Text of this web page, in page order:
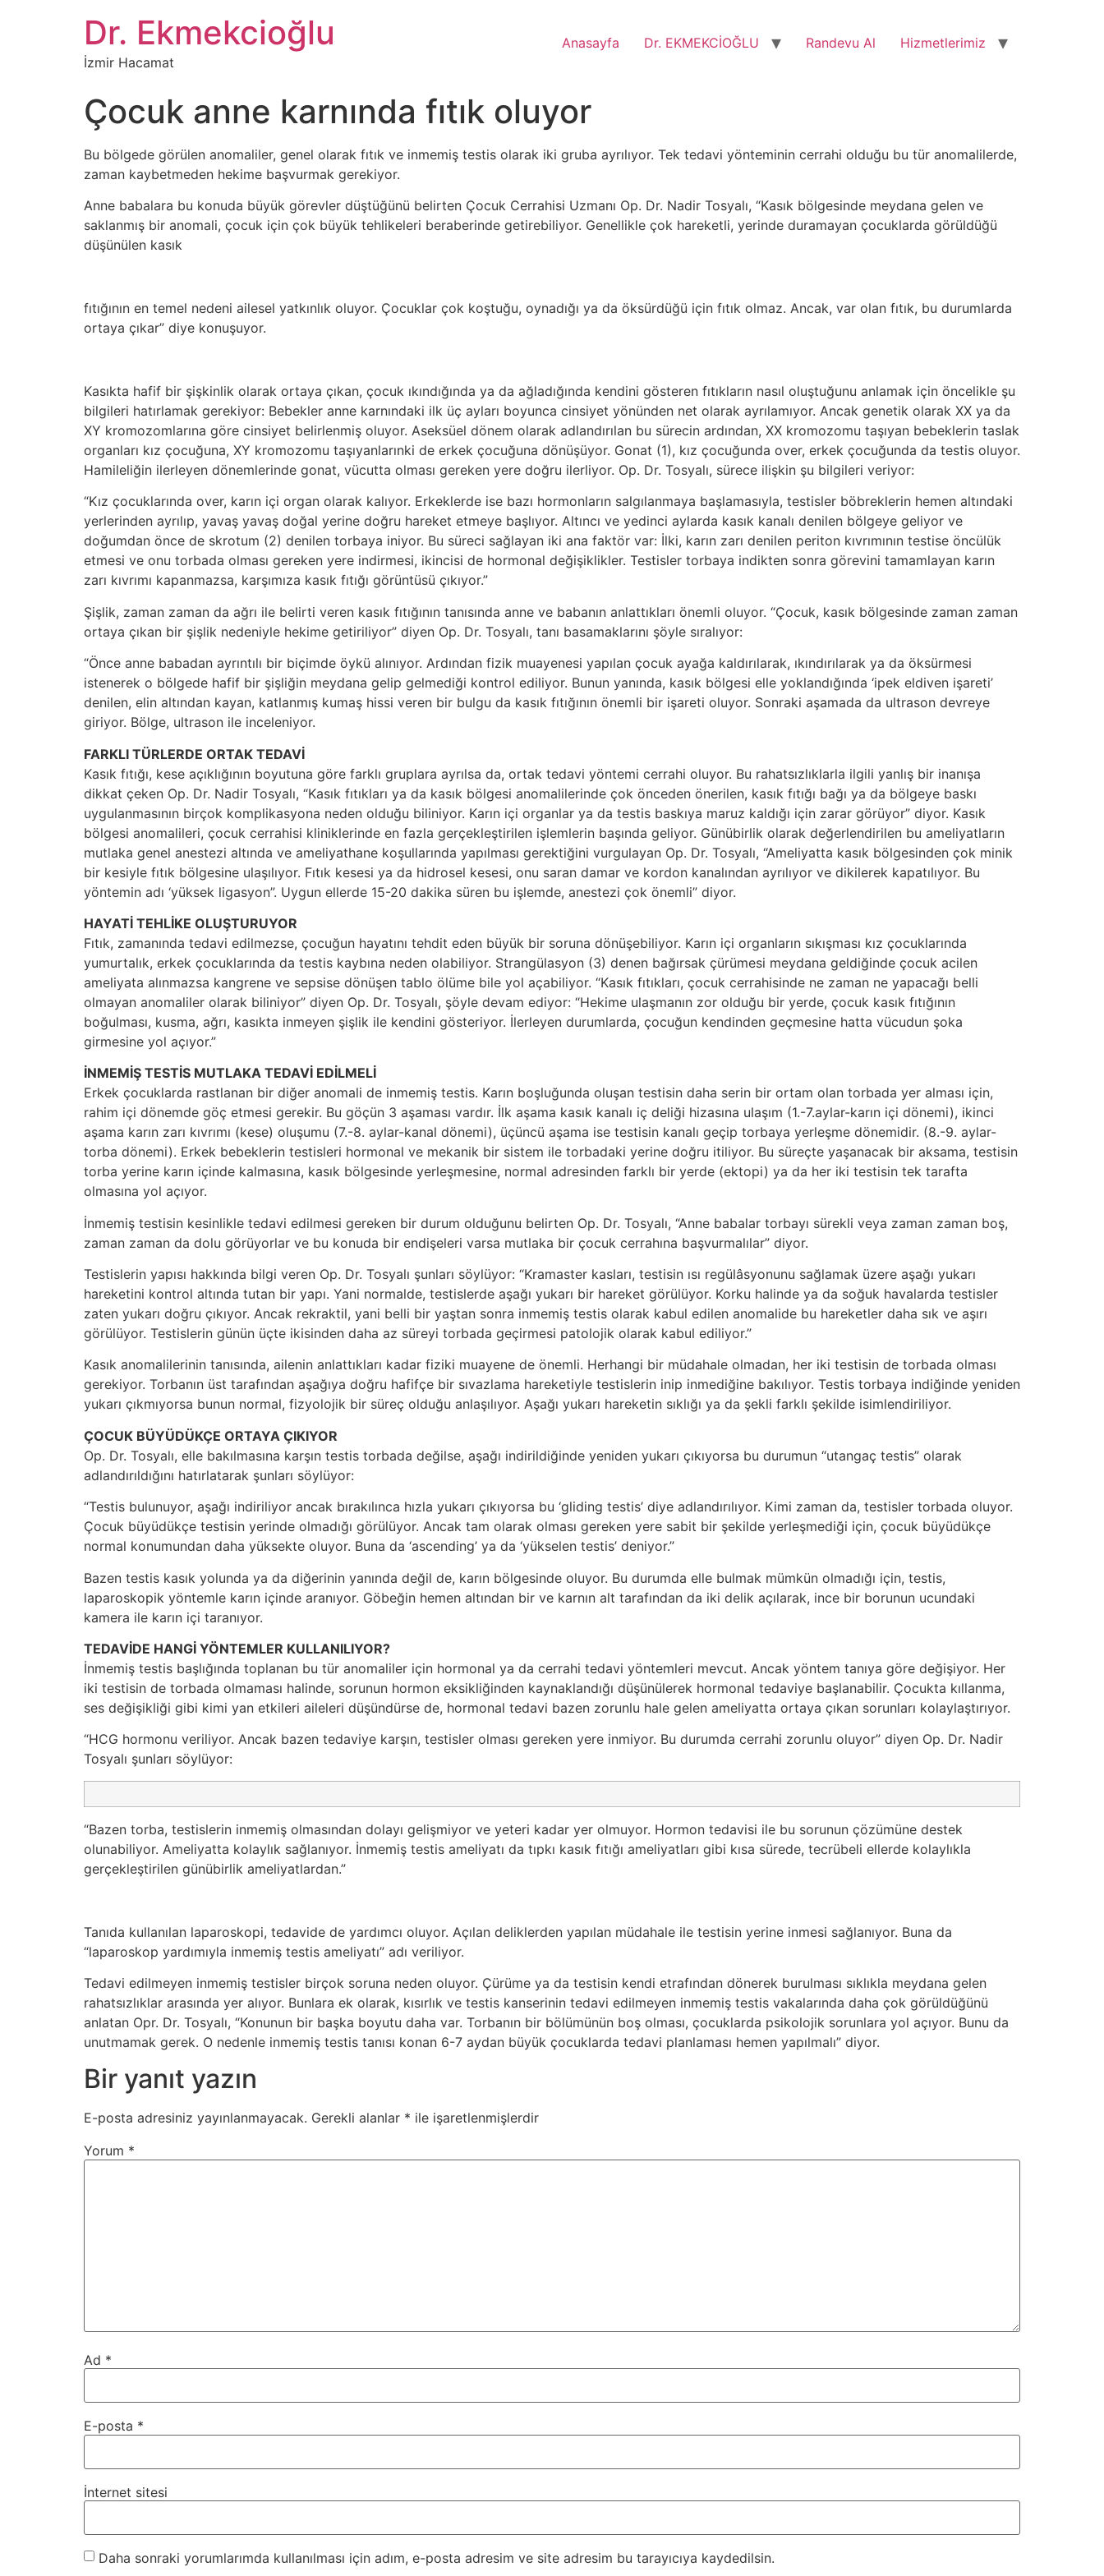
Dr. Ekmekcioğlu
İzmir Hacamat
Anasayfa Dr. EKMEKCİOĞLU Randevu Al Hizmetlerimiz
Çocuk anne karnında fıtık oluyor
Bu bölgede görülen anomaliler, genel olarak fıtık ve inmemiş testis olarak iki gruba ayrılıyor. Tek tedavi yönteminin cerrahi olduğu bu tür anomalilerde,
zaman kaybetmeden hekime başvurmak gerekiyor.
Anne babalara bu konuda büyük görevler düştüğünü belirten Çocuk Cerrahisi Uzmanı Op. Dr. Nadir Tosyalı, “Kasık bölgesinde meydana gelen ve
saklanmış bir anomali, çocuk için çok büyük tehlikeleri beraberinde getirebiliyor. Genellikle çok hareketli, yerinde duramayan çocuklarda görüldüğü
düşünülen kasık
fıtığının en temel nedeni ailesel yatkınlık oluyor. Çocuklar çok koştuğu, oynadığı ya da öksürdüğü için fıtık olmaz. Ancak, var olan fıtık, bu durumlarda
ortaya çıkar” diye konuşuyor.
Kasıkta hafif bir şişkinlik olarak ortaya çıkan, çocuk ıkındığında ya da ağladığında kendini gösteren fıtıkların nasıl oluştuğunu anlamak için öncelikle şu
bilgileri hatırlamak gerekiyor: Bebekler anne karnındaki ilk üç ayları boyunca cinsiyet yönünden net olarak ayrılamıyor. Ancak genetik olarak XX ya da
XY kromozomlarına göre cinsiyet belirlenmiş oluyor. Aseksüel dönem olarak adlandırılan bu sürecin ardından, XX kromozomu taşıyan bebeklerin taslak
organları kız çocuğuna, XY kromozomu taşıyanlarınki de erkek çocuğuna dönüşüyor. Gonat (1), kız çocuğunda over, erkek çocuğunda da testis oluyor.
Hamileliğin ilerleyen dönemlerinde gonat, vücutta olması gereken yere doğru ilerliyor. Op. Dr. Tosyalı, sürece ilişkin şu bilgileri veriyor:
“Kız çocuklarında over, karın içi organ olarak kalıyor. Erkeklerde ise bazı hormonların salgılanmaya başlamasıyla, testisler böbreklerin hemen altındaki
yerlerinden ayrılıp, yavaş yavaş doğal yerine doğru hareket etmeye başlıyor. Altıncı ve yedinci aylarda kasık kanalı denilen bölgeye geliyor ve
doğumdan önce de skrotum (2) denilen torbaya iniyor. Bu süreci sağlayan iki ana faktör var: İlki, karın zarı denilen periton kıvrımının testise öncülük
etmesi ve onu torbada olması gereken yere indirmesi, ikincisi de hormonal değişiklikler. Testisler torbaya indikten sonra görevini tamamlayan karın
zarı kıvrımı kapanmazsa, karşımıza kasık fıtığı görüntüsü çıkıyor.”
Şişlik, zaman zaman da ağrı ile belirti veren kasık fıtığının tanısında anne ve babanın anlattıkları önemli oluyor. “Çocuk, kasık bölgesinde zaman zaman
ortaya çıkan bir şişlik nedeniyle hekime getiriliyor” diyen Op. Dr. Tosyalı, tanı basamaklarını şöyle sıralıyor:
“Önce anne babadan ayrıntılı bir biçimde öykü alınıyor. Ardından fizik muayenesi yapılan çocuk ayağa kaldırılarak, ıkındırılarak ya da öksürmesi
istenerek o bölgede hafif bir şişliğin meydana gelip gelmediği kontrol ediliyor. Bunun yanında, kasık bölgesi elle yoklandığında ‘ipek eldiven işareti’
denilen, elin altından kayan, katlanmış kumaş hissi veren bir bulgu da kasık fıtığının önemli bir işareti oluyor. Sonraki aşamada da ultrason devreye
giriyor. Bölge, ultrason ile inceleniyor.
FARKLI TÜRLERDE ORTAK TEDAVİ
Kasık fıtığı, kese açıklığının boyutuna göre farklı gruplara ayrılsa da, ortak tedavi yöntemi cerrahi oluyor. Bu rahatsızlıklarla ilgili yanlış bir inanışa
dikkat çeken Op. Dr. Nadir Tosyalı, “Kasık fıtıkları ya da kasık bölgesi anomalilerinde çok önceden önerilen, kasık fıtığı bağı ya da bölgeye baskı
uygulanmasının birçok komplikasyona neden olduğu biliniyor. Karın içi organlar ya da testis baskıya maruz kaldığı için zarar görüyor” diyor. Kasık
bölgesi anomalileri, çocuk cerrahisi kliniklerinde en fazla gerçekleştirilen işlemlerin başında geliyor. Günübirlik olarak değerlendirilen bu ameliyatların
mutlaka genel anestezi altında ve ameliyathane koşullarında yapılması gerektiğini vurgulayan Op. Dr. Tosyalı, “Ameliyatta kasık bölgesinden çok minik
bir kesiyle fıtık bölgesine ulaşılıyor. Fıtık kesesi ya da hidrosel kesesi, onu saran damar ve kordon kanalından ayrılıyor ve dikilerek kapatılıyor. Bu
yöntemin adı ‘yüksek ligasyon”. Uygun ellerde 15-20 dakika süren bu işlemde, anestezi çok önemli” diyor.
HAYATİ TEHLİKE OLUŞTURUYOR
Fıtık, zamanında tedavi edilmezse, çocuğun hayatını tehdit eden büyük bir soruna dönüşebiliyor. Karın içi organların sıkışması kız çocuklarında
yumurtalık, erkek çocuklarında da testis kaybına neden olabiliyor. Strangülasyon (3) denen bağırsak çürümesi meydana geldiğinde çocuk acilen
ameliyata alınmazsa kangrene ve sepsise dönüşen tablo ölüme bile yol açabiliyor. “Kasık fıtıkları, çocuk cerrahisinde ne zaman ne yapacağı belli
olmayan anomaliler olarak biliniyor” diyen Op. Dr. Tosyalı, şöyle devam ediyor: “Hekime ulaşmanın zor olduğu bir yerde, çocuk kasık fıtığının
boğulması, kusma, ağrı, kasıkta inmeyen şişlik ile kendini gösteriyor. İlerleyen durumlarda, çocuğun kendinden geçmesine hatta vücudun şoka
girmesine yol açıyor.”
İNMEMİŞ TESTİS MUTLAKA TEDAVİ EDİLMELİ
Erkek çocuklarda rastlanan bir diğer anomali de inmemiş testis. Karın boşluğunda oluşan testisin daha serin bir ortam olan torbada yer alması için,
rahim içi dönemde göç etmesi gerekir. Bu göçün 3 aşaması vardır. İlk aşama kasık kanalı iç deliği hizasına ulaşım (1.-7.aylar-karın içi dönemi), ikinci
aşama karın zarı kıvrımı (kese) oluşumu (7.-8. aylar-kanal dönemi), üçüncü aşama ise testisin kanalı geçip torbaya yerleşme dönemidir. (8.-9. aylar-
torba dönemi). Erkek bebeklerin testisleri hormonal ve mekanik bir sistem ile torbadaki yerine doğru itiliyor. Bu süreçte yaşanacak bir aksama, testisin
torba yerine karın içinde kalmasına, kasık bölgesinde yerleşmesine, normal adresinden farklı bir yerde (ektopi) ya da her iki testisin tek tarafta
olmasına yol açıyor.
İnmemiş testisin kesinlikle tedavi edilmesi gereken bir durum olduğunu belirten Op. Dr. Tosyalı, “Anne babalar torbayı sürekli veya zaman zaman boş,
zaman zaman da dolu görüyorlar ve bu konuda bir endişeleri varsa mutlaka bir çocuk cerrahına başvurmalılar” diyor.
Testislerin yapısı hakkında bilgi veren Op. Dr. Tosyalı şunları söylüyor: “Kramaster kasları, testisin ısı regülâsyonunu sağlamak üzere aşağı yukarı
hareketini kontrol altında tutan bir yapı. Yani normalde, testislerde aşağı yukarı bir hareket görülüyor. Korku halinde ya da soğuk havalarda testisler
zaten yukarı doğru çıkıyor. Ancak rekraktil, yani belli bir yaştan sonra inmemiş testis olarak kabul edilen anomalide bu hareketler daha sık ve aşırı
görülüyor. Testislerin günün üçte ikisinden daha az süreyi torbada geçirmesi patolojik olarak kabul ediliyor.”
Kasık anomalilerinin tanısında, ailenin anlattıkları kadar fiziki muayene de önemli. Herhangi bir müdahale olmadan, her iki testisin de torbada olması
gerekiyor. Torbanın üst tarafından aşağıya doğru hafifçe bir sıvazlama hareketiyle testislerin inip inmediğine bakılıyor. Testis torbaya indiğinde yeniden
yukarı çıkmıyorsa bunun normal, fizyolojik bir süreç olduğu anlaşılıyor. Aşağı yukarı hareketin sıklığı ya da şekli farklı şekilde isimlendiriliyor.
ÇOCUK BÜYÜDÜKÇE ORTAYA ÇIKIYOR
Op. Dr. Tosyalı, elle bakılmasına karşın testis torbada değilse, aşağı indirildiğinde yeniden yukarı çıkıyorsa bu durumun “utangaç testis” olarak
adlandırıldığını hatırlatarak şunları söylüyor:
“Testis bulunuyor, aşağı indiriliyor ancak bırakılınca hızla yukarı çıkıyorsa bu ‘gliding testis’ diye adlandırılıyor. Kimi zaman da, testisler torbada oluyor.
Çocuk büyüdükçe testisin yerinde olmadığı görülüyor. Ancak tam olarak olması gereken yere sabit bir şekilde yerleşmediği için, çocuk büyüdükçe
normal konumundan daha yüksekte oluyor. Buna da ‘ascending’ ya da ‘yükselen testis’ deniyor.”
Bazen testis kasık yolunda ya da diğerinin yanında değil de, karın bölgesinde oluyor. Bu durumda elle bulmak mümkün olmadığı için, testis,
laparoskopik yöntemle karın içinde aranıyor. Göbeğin hemen altından bir ve karnın alt tarafından da iki delik açılarak, ince bir borunun ucundaki
kamera ile karın içi taranıyor.
TEDAVİDE HANGİ YÖNTEMLER KULLANILIYOR?
İnmemiş testis başlığında toplanan bu tür anomaliler için hormonal ya da cerrahi tedavi yöntemleri mevcut. Ancak yöntem tanıya göre değişiyor. Her
iki testisin de torbada olmaması halinde, sorunun hormon eksikliğinden kaynaklandığı düşünülerek hormonal tedaviye başlanabilir. Çocukta kıllanma,
ses değişikliği gibi kimi yan etkileri aileleri düşündürse de, hormonal tedavi bazen zorunlu hale gelen ameliyatta ortaya çıkan sorunları kolaylaştırıyor.
“HCG hormonu veriliyor. Ancak bazen tedaviye karşın, testisler olması gereken yere inmiyor. Bu durumda cerrahi zorunlu oluyor” diyen Op. Dr. Nadir
Tosyalı şunları söylüyor:
“Bazen torba, testislerin inmemiş olmasından dolayı gelişmiyor ve yeteri kadar yer olmuyor. Hormon tedavisi ile bu sorunun çözümüne destek
olunabiliyor. Ameliyatta kolaylık sağlanıyor. İnmemiş testis ameliyatı da tıpkı kasık fıtığı ameliyatları gibi kısa sürede, tecrübeli ellerde kolaylıkla
gerçekleştirilen günübirlik ameliyatlardan.”
Tanıda kullanılan laparoskopi, tedavide de yardımcı oluyor. Açılan deliklerden yapılan müdahale ile testisin yerine inmesi sağlanıyor. Buna da
“laparoskop yardımıyla inmemiş testis ameliyatı” adı veriliyor.
Tedavi edilmeyen inmemiş testisler birçok soruna neden oluyor. Çürüme ya da testisin kendi etrafından dönerek burulması sıklıkla meydana gelen
rahatsızlıklar arasında yer alıyor. Bunlara ek olarak, kısırlık ve testis kanserinin tedavi edilmeyen inmemiş testis vakalarında daha çok görüldüğünü
anlatan Opr. Dr. Tosyalı, “Konunun bir başka boyutu daha var. Torbanın bir bölümünün boş olması, çocuklarda psikolojik sorunlara yol açıyor. Bunu da
unutmamak gerek. O nedenle inmemiş testis tanısı konan 6-7 aydan büyük çocuklarda tedavi planlaması hemen yapılmalı” diyor.
Bir yanıt yazın
E-posta adresiniz yayınlanmayacak. Gerekli alanlar * ile işaretlenmişlerdir
Yorum *
Ad *
E-posta *
İnternet sitesi
Daha sonraki yorumlarımda kullanılması için adım, e-posta adresim ve site adresim bu tarayıcıya kaydedilsin.